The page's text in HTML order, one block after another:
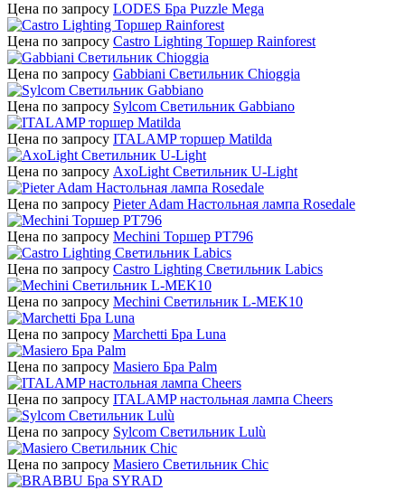
Цена по запросу LODES Бра Puzzle Mega
Цена по запросу Castro Lighting Торшер Rainforest
Цена по запросу Gabbiani Светильник Chioggia
Цена по запросу Sylcom Светильник Gabbiano
Цена по запросу ITALAMP торшер Matilda
Цена по запросу AxoLight Светильник U-Light
Цена по запросу Pieter Adam Настольная лампа Rosedale
Цена по запросу Mechini Торшер PT796
Цена по запросу Castro Lighting Светильник Labics
Цена по запросу Mechini Светильник L-MEK10
Цена по запросу Marchetti Бра Luna
Цена по запросу Masiero Бра Palm
Цена по запросу ITALAMP настольная лампа Cheers
Цена по запросу Sylcom Светильник Lulù
Цена по запросу Masiero Светильник Chic